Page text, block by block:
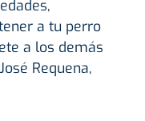
a tu perro
a los demás
Requena,